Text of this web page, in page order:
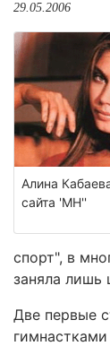
29.05.2006
Алина
сайта 'МН''
спорт", в
заняла лишь
Две первые